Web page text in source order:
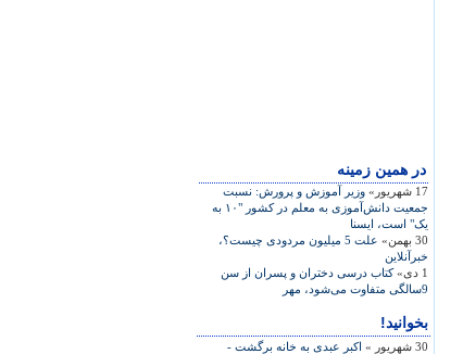
در همين زمينه
17 شهریور»
وزير آموزش و پرورش: نسبت
جمعيت دانش‌آموزی به معلم در کشور "۱۰ به
يک" است، ايسنا
30 بهمن»
علت 5 میلیون مردودی چیست؟،
خبرآنلاین
1 دی»
کتاب درسی دختران و پسران از سن
9سالگی متفاوت می‌شود، مهر
بخوانید!
30 شهریور »
اکبر عبدی به خانه برگشت -